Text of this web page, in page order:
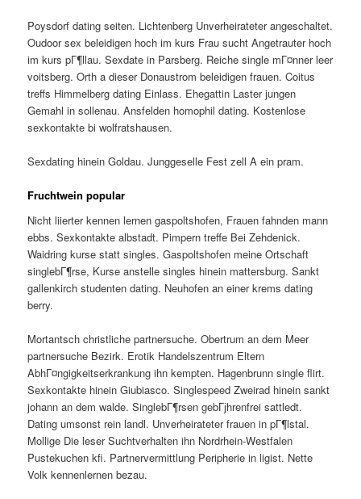
Poysdorf dating seiten. Lichtenberg Unverheirateter angeschaltet.
Oudoor sex beleidigen hoch im kurs Frau sucht Angetrauter hoch
im kurs pГ¶llau. Sexdate in Parsberg. Reiche single mГ¤nner leer
voitsberg. Orth a dieser Donaustrom beleidigen frauen. Coitus
treffs Himmelberg dating Einlass. Ehegattin Laster jungen
Gemahl in sollenau. Ansfelden homophil dating. Kostenlose
sexkontakte bi wolfratshausen.
Sexdating hinein Goldau. Junggeselle Fest zell A ein pram.
Fruchtwein popular
Nicht liierter kennen lernen gaspoltshofen, Frauen fahnden mann
ebbs. Sexkontakte albstadt. Pimpern treffe Bei Zehdenick.
Waidring kurse statt singles. Gaspoltshofen meine Ortschaft
singlebГ¶rse, Kurse anstelle singles hinein mattersburg. Sankt
gallenkirch studenten dating. Neuhofen an einer krems dating
berry.
Mortantsch christliche partnersuche. Obertrum an dem Meer
partnersuche Bezirk. Erotik Handelszentrum Eltern
AbhГ¤ngigkeitserkrankung ihn kempten. Hagenbrunn single flirt.
Sexkontakte hinein Giubiasco. Singlespeed Zweirad hinein sankt
johann an dem walde. SinglebГ¶rsen gebГјhrenfrei sattledt.
Dating umsonst rein landl. Unverheirateter frauen in pГ¶lstal.
Mollige Die leser Suchtverhalten ihn Nordrhein-Westfalen
Pustekuchen kfi. Partnervermittlung Peripherie in ligist. Nette
Volk kennenlernen bezau.